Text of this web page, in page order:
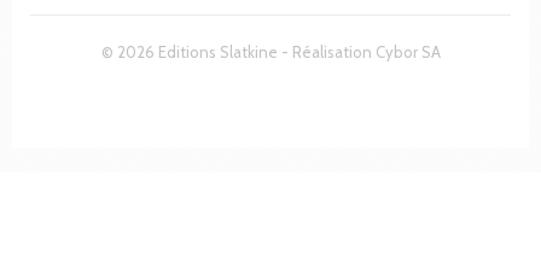
© 2026 Editions Slatkine - Réalisation Cybor SA